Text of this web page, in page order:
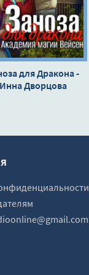
для Дракона -
Инна Дворцова